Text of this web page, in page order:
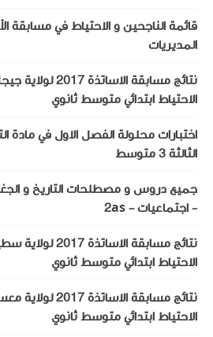
المديريات
نتائج مسابقة
الاحتياط ابتدائي متوسط ثانوي
اختبارات محلولة الفصل الاول في مادة
الثالثة 3 متوسط
جميع دروس و مصطلحات التاريخ و
- اجتماعيات - 2as
نتائج مسابقة
الاحتياط ابتدائي متوسط ثانوي
نتائج مسابقة
الاحتياط ابتدائي متوسط ثانوي